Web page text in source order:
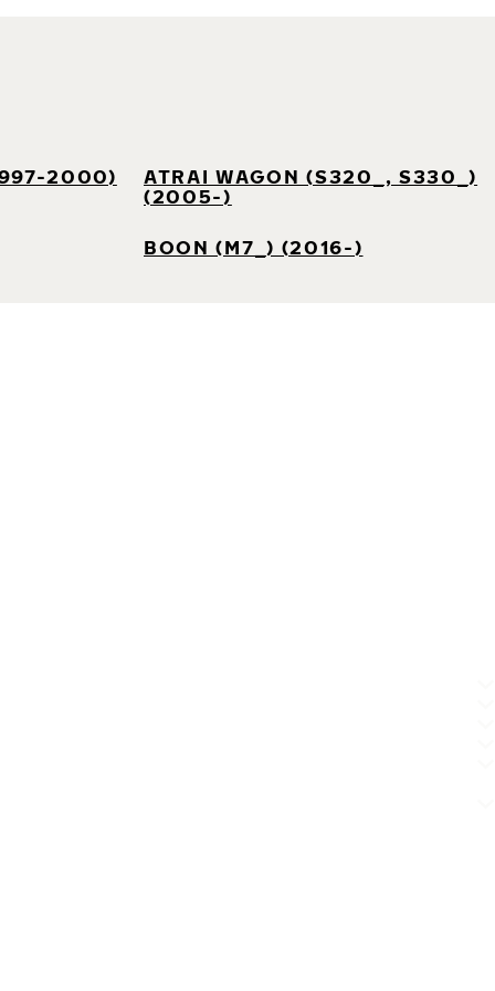
2000)
ATRAI WAGON (S320_, S330_)
(2005-)
BOON (M7_) (2016-)